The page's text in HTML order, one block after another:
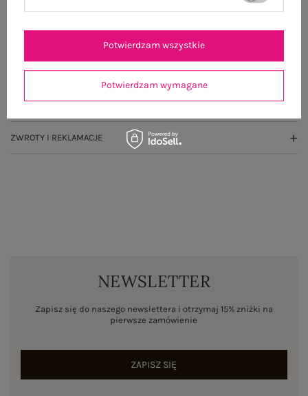
OPINIE O PRODUKCIE (0)
WYSYŁKA I DOSTAWA
ZWROTY I REKLAMACJE
NEWSLETTER
Zapisz się do naszego newslettera i otrzymaj 15% zniżki na
pierwsze zamówienie
ZAPISZ SIĘ
Potwierdzam wymagane
Potwierdzam wszystkie